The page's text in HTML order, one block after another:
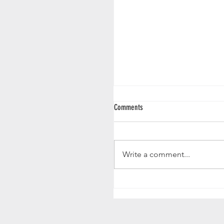
IGP NM 2026
Comments
Write a comment...